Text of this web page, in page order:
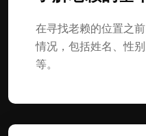
在寻找老赖的位置之
情况，包括姓名、性
等。